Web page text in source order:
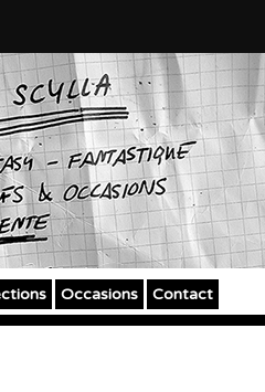
Occasions Contact